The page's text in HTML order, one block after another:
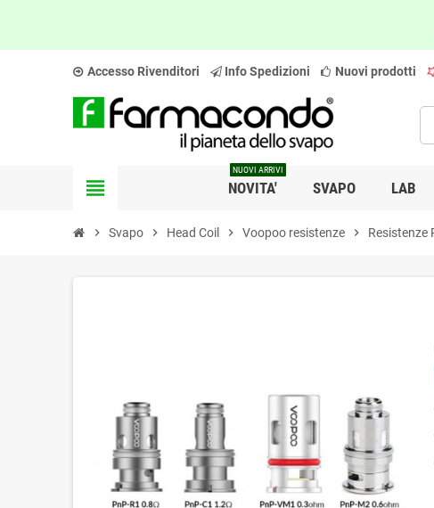
Accesso Rivenditori Info Spedizioni Nuovi prodotti
view_headline NOVITA'
NUOVI ARRIVI
SVAPO LAB
chevron_right Svapo chevron_right Head Coil chevron_right Voopoo resistenze chevron_right Resistenze